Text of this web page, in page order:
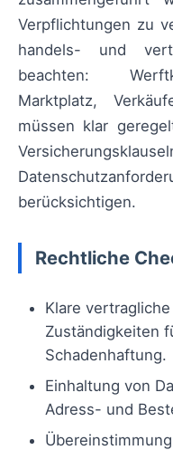
Verpflichtungen zu
handels- und
beachten:
Marktplatz,
müssen klar
berücksichtigen.
Rechtliche
Klare
Zuständigkeiten
Schadenhaftung.
Einhaltung von
Adress- und